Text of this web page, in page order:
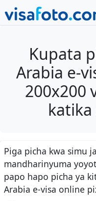
Kupata
Arabia e-
200x200
Piga picha kwa simu
mandharinyuma
papo hapo picha ya
Arabia e-visa online